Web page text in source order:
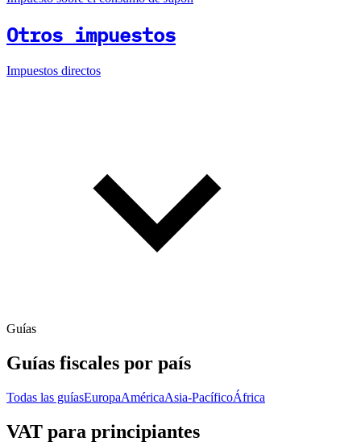
Otros impuestos
Impuestos directos
Guías
Guías fiscales por país
Todas las guíasEuropaAméricaAsia-PacíficoÁfrica
VAT para principiantes